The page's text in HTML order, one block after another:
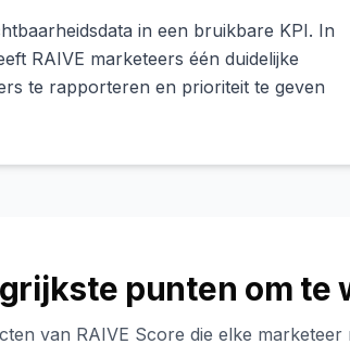
in een bruikbare KPI. In
RAIVE marketeers één duidelijke
te rapporteren en prioriteit te geven
punten om te
van RAIVE Score die elke marketeer